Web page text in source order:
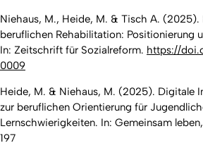
Niehaus, M., Heide, M. & Tisch A. (2025).
beruflichen Rehabilitation: Positionierung
In: Zeitschrift für Sozialreform. https://
0009
Heide, M. & Niehaus, M. (2025). Digitale
zur beruflichen Orientierung für
Lernschwierigkeiten. In: Gemeinsam
197